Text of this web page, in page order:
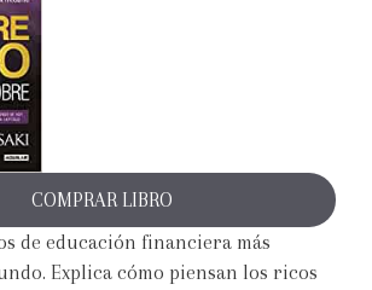
COMPRAR LIBRO
de educación financiera más
Explica cómo piensan los ricos